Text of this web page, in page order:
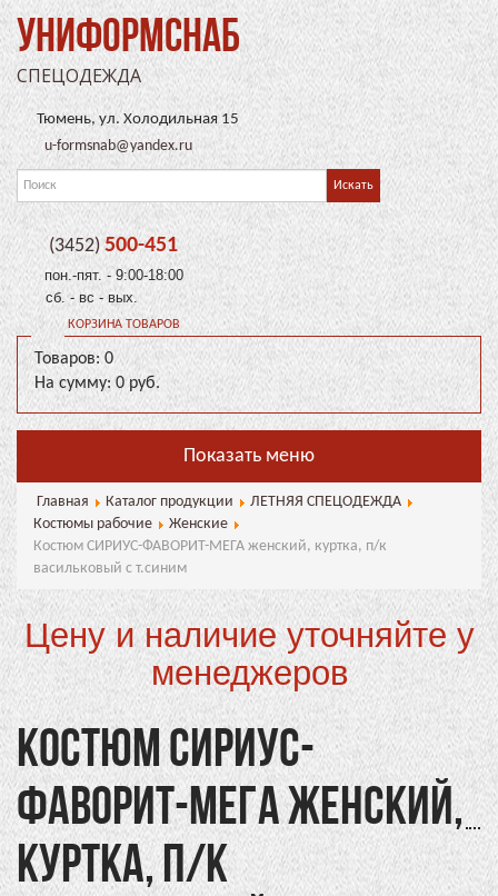
УНИФОРМСНАБ
СПЕЦОДЕЖДА
Тюмень, ул. Холодильная 15
u-formsnab@yandex.ru
(3452) 500-451
пон.-пят. - 9:00-18:00
сб. - вс - вых.
КОРЗИНА ТОВАРОВ
Товаров: 0
На сумму: 0 руб.
Показать меню
Главная Каталог продукции
ЛЕТНЯЯ СПЕЦОДЕЖДА
Костюмы рабочие
Женские
Костюм СИРИУС-ФАВОРИТ-МЕГА женский, куртка, п/к
васильковый с т.синим
Цену и наличие уточняйте у
менеджеров
КОСТЮМ СИРИУС-
ФАВОРИТ-МЕГА ЖЕНСКИЙ,
КУРТКА, П/К